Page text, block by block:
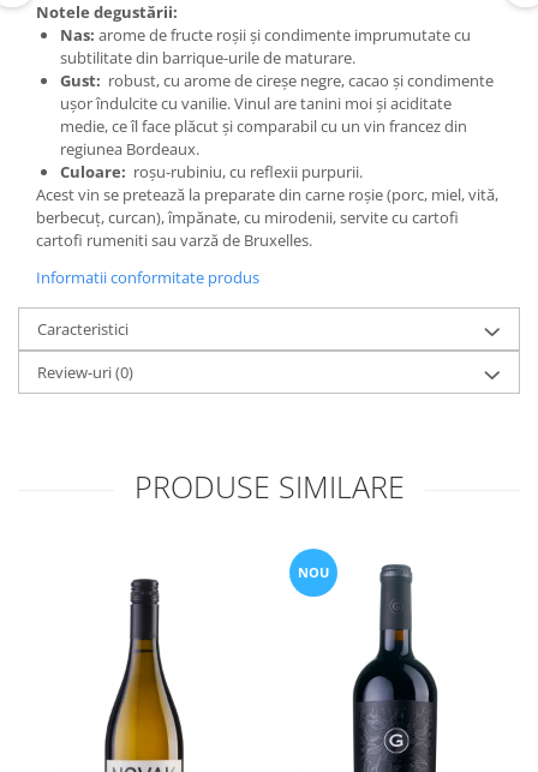
Notele degustării:
Nas: arome de fructe roșii și condimente imprumutate cu
subtilitate din barrique-urile de maturare.
Gust: robust, cu arome de cireșe negre, cacao și condimente
ușor îndulcite cu vanilie. Vinul are tanini moi și aciditate
medie, ce îl face plăcut și comparabil cu un vin francez din
regiunea Bordeaux.
Culoare: roșu-rubiniu, cu reflexii purpurii.
Acest vin se pretează la preparate din carne roșie (porc, miel, vită,
berbecuț, curcan), împănate, cu mirodenii, servite cu cartofi
cartofi rumeniti sau varză de Bruxelles.
Informatii conformitate produs
Caracteristici
Review-uri(0)
PRODUSE SIMILARE
NOU